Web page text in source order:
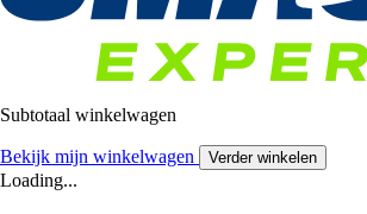
Subtotaal winkelwagen
Bekijk mijn winkelwagen Verder winkelen
Loading...